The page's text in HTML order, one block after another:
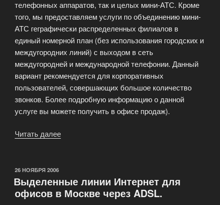
телефонных аппаратов, так и целых мини-АТС. Кроме
того, мы предоставляем услуги по объединению мини-
АТС геграфически распределенных филиалов в
единый номерной план (без использования городских и
междугородних линий) с выходом в сеть
междугородней и международной телефонии. Данный
вариант рекомендуется для корпоративных
пользователей, совершающих большое количество
звонков. Более подробную информацию о данной
услуге вы можете получить в офисе продаж).
Читать далее
ОПУБЛИКОВАНО
26 НОЯБРЯ 2006
Выделенные линии Интернет для
офисов в Москве через ADSL.